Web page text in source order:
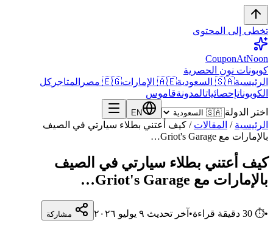
تخطى إلى المحتوى
CouponAtNoon
كوبونات نون الحصرية
الرئيسية🇸🇦 السعودية 🇦🇪 الإمارات 🇪🇬 مصر المتاجر كل
الكوبوناتإحصائياتالمدونةقاموس
اختر الدولة
EN
الرئيسية / المقالات / كيف أعتني بطلاء سيارتي في الصيف
بالإمارات مع Griot's Garage…
كيف أعتني بطلاء سيارتي في الصيف
بالإمارات مع Griot's Garage…
•
⏱
30 دقيقة قراءة• آخر تحديث ٩ يوليو ٢٠٢٦ مشاركة